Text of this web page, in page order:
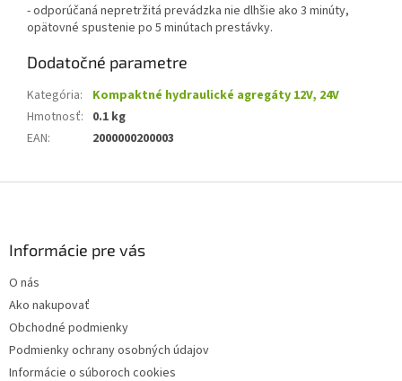
- odporúčaná nepretržitá prevádzka nie dlhšie ako 3 minúty,
opätovné spustenie po 5 minútach prestávky.
Dodatočné parametre
Kategória:
Kompaktné hydraulické agregáty 12V, 24V
Hmotnosť: 0.1 kg
EAN: 2000000200003
Informácie pre vás
O nás
Ako nakupovať
Obchodné podmienky
Podmienky ochrany osobných údajov
Informácie o súboroch cookies